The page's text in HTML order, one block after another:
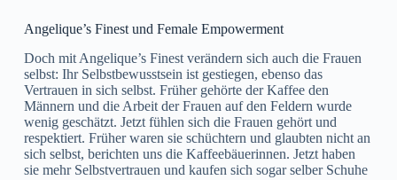
Angelique’s Finest und Female Empowerment
Doch mit Angelique’s Finest verändern sich auch die Frauen
selbst: Ihr Selbstbewusstsein ist gestiegen, ebenso das
Vertrauen in sich selbst. Früher gehörte der Kaffee den
Männern und die Arbeit der Frauen auf den Feldern wurde
wenig geschätzt. Jetzt fühlen sich die Frauen gehört und
respektiert. Früher waren sie schüchtern und glaubten nicht an
sich selbst, berichten uns die Kaffeebäuerinnen. Jetzt haben
sie mehr Selbstvertrauen und kaufen sich sogar selber Schuhe